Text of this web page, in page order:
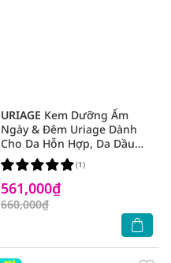
URIAGE Kem Dưỡng Ẩm
Ngày & Đêm Uriage Dành
Cho Da Hỗn Hợp, Da Dầu
40ml
561,000₫
660,000₫
(1)